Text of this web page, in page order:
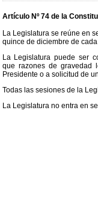
Artículo Nº 74 de la
La Legislatura se reúne en
quince de diciembre de
La Legislatura puede ser
que razones de gravedad
Presidente o a solicitud de
Todas las sesiones de la
La Legislatura no entra en